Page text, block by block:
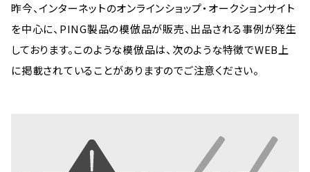
昨今、インターネットのオンラインショップ・オークションサイト
を中心に、PING製品の模倣品が販売、出品される事例が発生
しております。このような模倣品は、次のような特徴でWEB上
に掲載されていることがありますのでご注意ください。